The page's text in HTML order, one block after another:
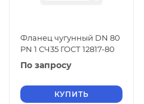
Фланец чугунный DN 80
PN 1 СЧ35 ГОСТ 12817-80
По запросу
КУПИТЬ